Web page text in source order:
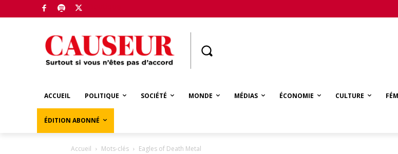
ACCUEIL POLITIQUE SOCIÉTÉ MONDE MÉDIAS ÉCONOMIE CULTURE
ÉDITION ABONNÉ
Accueil Mots-clés Eagles of Death Metal